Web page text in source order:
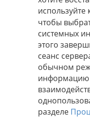
используйте
чтобы
системных
этого
сеанс
обычном
информацию
разделе